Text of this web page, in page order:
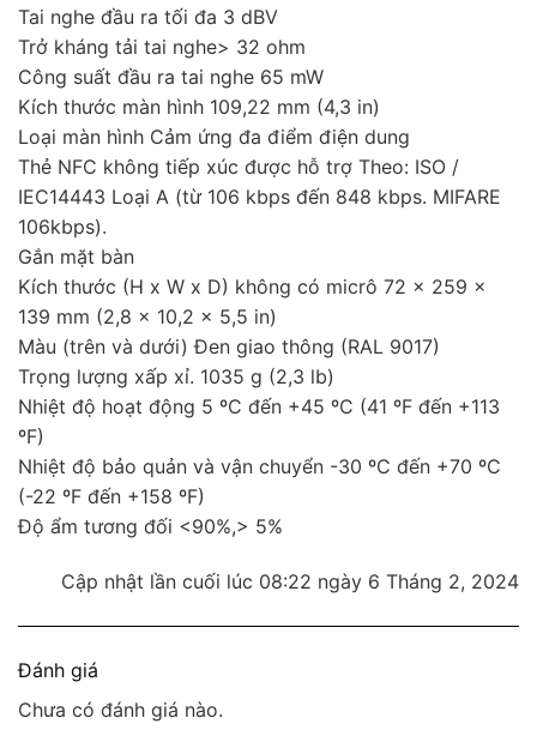
Tai nghe đầu ra tối đa 3 dBV
Trở kháng tải tai nghe> 32 ohm
Công suất đầu ra tai nghe 65 mW
Kích thước màn hình 109,22 mm (4,3 in)
Loại màn hình Cảm ứng đa điểm điện dung
Thẻ NFC không tiếp xúc được hỗ trợ Theo: ISO /
IEC14443 Loại A (từ 106 kbps đến 848 kbps. MIFARE
106kbps).
Gắn mặt bàn
Kích thước (H x W x D) không có micrô 72 x 259 x
139 mm (2,8 x 10,2 x 5,5 in)
Màu (trên và dưới) Đen giao thông (RAL 9017)
Trọng lượng xấp xỉ. 1035 g (2,3 lb)
Nhiệt độ hoạt động 5 ºC đến +45 ºC (41 ºF đến +113
ºF)
Nhiệt độ bảo quản và vận chuyển -30 ºC đến +70 ºC
(-22 ºF đến +158 ºF)
Độ ẩm tương đối <90%,> 5%
Cập nhật lần cuối lúc 08:22 ngày 6 Tháng 2, 2024
Đánh giá
Chưa có đánh giá nào.